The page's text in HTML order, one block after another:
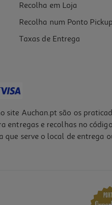
Recolha em Loja
Recolha num Ponto Pickup
Taxas de Entrega
site Auchan.pt são os
entregas e recolhas no
que serve o local de